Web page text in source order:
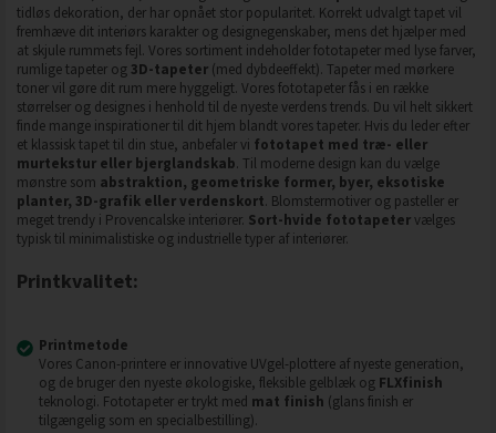
tidløs dekoration, der har opnået stor popularitet. Korrekt udvalgt tapet vil
fremhæve dit interiørs karakter og designegenskaber, mens det hjælper med
at skjule rummets fejl. Vores sortiment indeholder fototapeter med lyse farver,
rumlige tapeter og 3D-tapeter (med dybdeeffekt). Tapeter med mørkere
toner vil gøre dit rum mere hyggeligt. Vores fototapeter fås i en række
størrelser og designes i henhold til de nyeste verdens trends. Du vil helt sikkert
finde mange inspirationer til dit hjem blandt vores tapeter. Hvis du leder efter
et klassisk tapet til din stue, anbefaler vi fototapet med træ- eller
murtekstur eller bjerglandskab. Til moderne design kan du vælge
mønstre som abstraktion, geometriske former, byer, eksotiske
planter, 3D-grafik eller verdenskort. Blomstermotiver og pasteller er
meget trendy i Provencalske interiører. Sort-hvide fototapetervælges
typisk til minimalistiske og industrielle typer af interiører.
Printkvalitet:
Printmetode
Vores Canon-printere er innovative UVgel-plottere af nyeste generation,
og de bruger den nyeste økologiske, fleksible gelblæk og FLXfinish
teknologi. Fototapeter er trykt med mat finish (glans finish er
tilgængelig som en specialbestilling).